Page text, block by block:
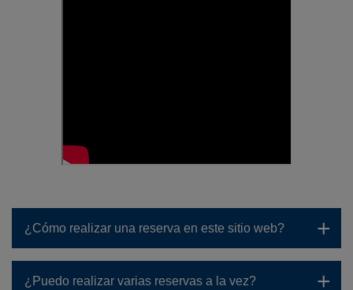
¿Cómo realizar una reserva en este sitio web?
¿Puedo realizar varias reservas a la vez?